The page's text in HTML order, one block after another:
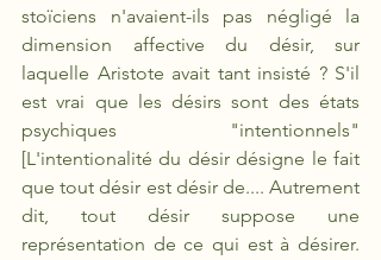
stoïciens n'avaient-ils pas négligé la
dimension affective du désir, sur
laquelle Aristote avait tant insisté ? S'il
est vrai que les désirs sont des états
psychiques "intentionnels"
[L'intentionalité du désir désigne le fait
que tout désir est désir de.... Autrement
dit, tout désir suppose une
représentation de ce qui est à désirer.